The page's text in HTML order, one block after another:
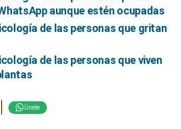
aunque estén ocupadas
de las personas que gritan
de las personas que viven
Únete